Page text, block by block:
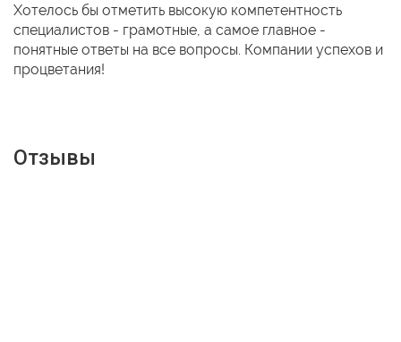
Хотелось бы отметить высокую компетентность
специалистов - грамотные, а самое главное -
понятные ответы на все вопросы. Компании успехов и
процветания!
Отзывы